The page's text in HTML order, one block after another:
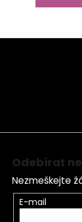
Z
Odebírat
Nezmeškejte
E-mail